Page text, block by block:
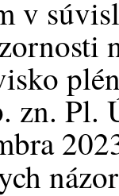
v
zn. Pl.